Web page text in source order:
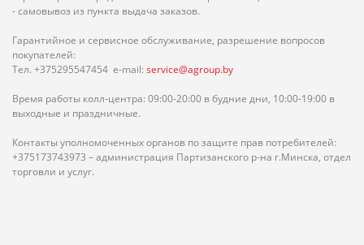
- самовывоз из пункта выдача заказов.
Гарантийное и сервисное обслуживание, разрешение вопросов
покупателей:
Тел. +375295547454 e-mail: service@agroup.by
Время работы колл-центра: 09:00-20:00 в будние дни, 10:00-19:00 в
выходные и праздничные.
Контакты уполномоченных органов по защите прав потребителей:
+375173743973 – администрация Партизанского р-на г.Минска, отдел
торговли и услуг.